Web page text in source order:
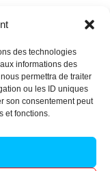
des technologies
informations des
permettra de traiter
ou les ID uniques
son consentement peut
et fonctions.